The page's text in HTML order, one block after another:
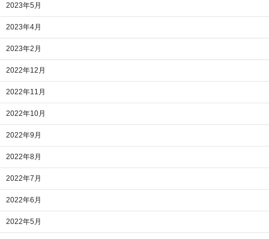
2023年5月
2023年4月
2023年2月
2022年12月
2022年11月
2022年10月
2022年9月
2022年8月
2022年7月
2022年6月
2022年5月